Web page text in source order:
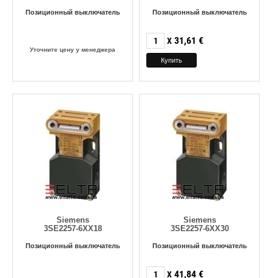
Позиционный выключатель
Уточните цену у менеджера
Позиционный выключатель
X 31,61 €
Siemens
3SE2257-6XX18
Позиционный выключатель
Siemens
3SE2257-6XX30
Позиционный выключатель
X 41,84 €